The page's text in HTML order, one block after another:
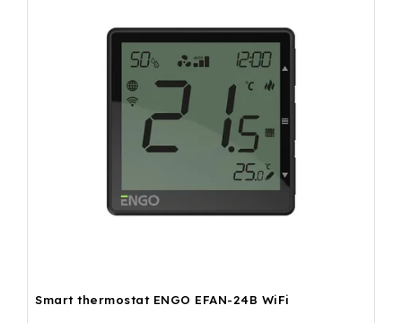
Smart thermostat ENGO EFAN-24B WiFi